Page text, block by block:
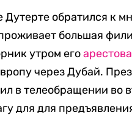
Дутерте обратился к
проживает большая
утром его
через Дубай.
в телеобращении во
для для